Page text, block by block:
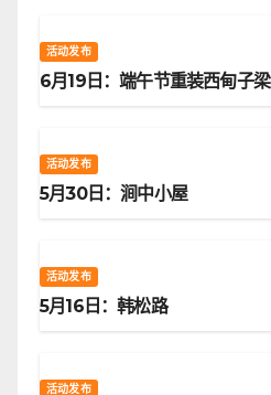
活动发布
6月19日：端午节重装西甸子梁
活动发布
5月30日：涧中小屋
活动发布
5月16日：韩松路
活动发布